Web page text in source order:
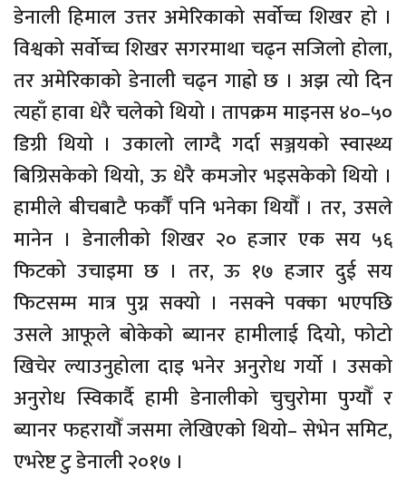
डेनाली हिमाल उत्तर अमेरिकाको सर्वोच्च शिखर हो ।
विश्वको सर्वोच्च शिखर सगरमाथा चढ्न सजिलो होला,
तर अमेरिकाको डेनाली चढ्न गाह्रो छ । अझ त्यो दिन
त्यहाँ हावा धेरै चलेको थियो । तापक्रम माइनस ४०–५०
डिग्री थियो । उकालो लाग्दै गर्दा सञ्जयको स्वास्थ्य
बिग्रिसकेको थियो, ऊ धेरै कमजोर भइसकेको थियो ।
हामीले बीचबाटै फर्कौँ पनि भनेका थियौँ । तर, उसले
मानेन । डेनालीको शिखर २० हजार एक सय ५६
फिटको उचाइमा छ । तर, ऊ १७ हजार दुई सय
फिटसम्म मात्र पुग्न सक्यो । नसक्ने पक्का भएपछि
उसले आफूले बोकेको ब्यानर हामीलाई दियो, फोटो
खिचेर ल्याउनुहोला दाइ भनेर अनुरोध गर्यो । उसको
अनुरोध स्विकार्दै हामी डेनालीको चुचुरोमा पुग्यौँ र
ब्यानर फहरायौँ जसमा लेखिएको थियो– सेभेन समिट,
एभरेष्ट टु डेनाली २०१७ ।